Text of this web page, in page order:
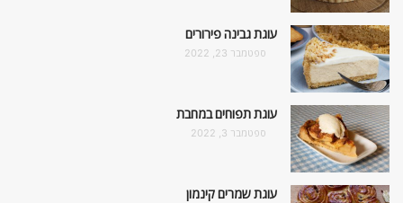
עוגת גבינה פירורים
ספטמבר 23, 2022
עוגת תפוחים במחבת
ספטמבר 3, 2022
עוגת שמרים קינמון